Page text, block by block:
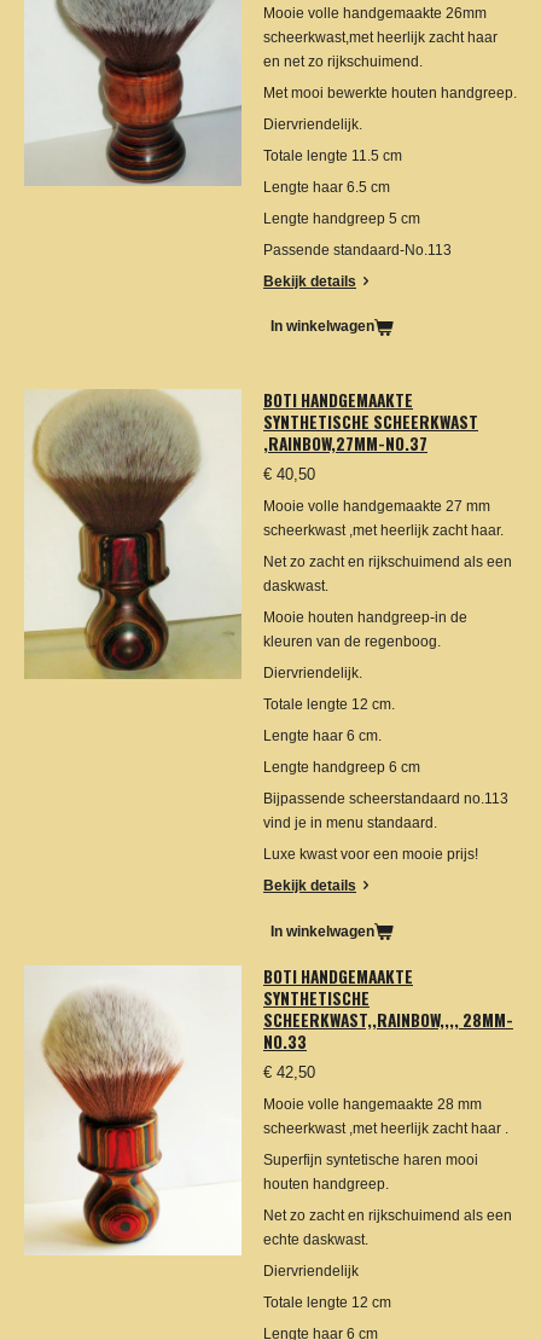
Mooie volle handgemaakte 26mm
scheerkwast,met heerlijk zacht haar
en net zo rijkschuimend.
Met mooi bewerkte houten handgreep.
Diervriendelijk.
Totale lengte 11.5 cm
Lengte haar 6.5 cm
Lengte handgreep 5 cm
Passende standaard-No.113
Bekijk details
In winkelwagen
BOTI HANDGEMAAKTE
SYNTHETISCHE SCHEERKWAST
,RAINBOW,27MM-NO.37
€ 40,50
Mooie volle handgemaakte 27 mm
scheerkwast ,met heerlijk zacht haar.
Net zo zacht en rijkschuimend als een
daskwast.
Mooie houten handgreep-in de
kleuren van de regenboog.
Diervriendelijk.
Totale lengte 12 cm.
Lengte haar 6 cm.
Lengte handgreep 6 cm
Bijpassende scheerstandaard no.113
vind je in menu standaard.
Luxe kwast voor een mooie prijs!
Bekijk details
In winkelwagen
BOTI HANDGEMAAKTE
SYNTHETISCHE
SCHEERKWAST,,RAINBOW,,,, 28MM-
NO.33
€ 42,50
Mooie volle hangemaakte 28 mm
scheerkwast ,met heerlijk zacht haar .
Superfijn syntetische haren mooi
houten handgreep.
Net zo zacht en rijkschuimend als een
echte daskwast.
Diervriendelijk
Totale lengte 12 cm
Lengte haar 6 cm